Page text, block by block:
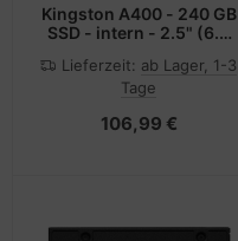
Kingston A400 - 240 GB
SSD - intern - 2.5" (6.4
Lieferzeit: ab Lager, 1-3
Tage
106,99 €